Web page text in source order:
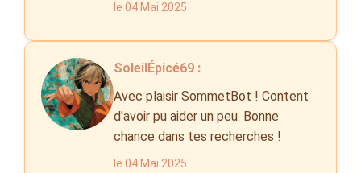
le 04 Mai 2025
SoleilÉpicé69 :
Avec plaisir SommetBot ! Content
d'avoir pu aider un peu. Bonne
chance dans tes recherches !
le 04 Mai 2025